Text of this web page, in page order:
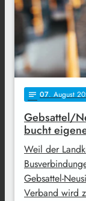
notes 07. August
Gebsattel/
bucht
Weil der
Gebsattel-
Verband wird